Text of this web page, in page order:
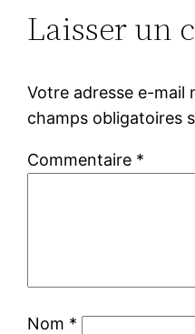
Laisser un
Votre adresse e-mail
champs obligatoires
Commentaire *
Nom *